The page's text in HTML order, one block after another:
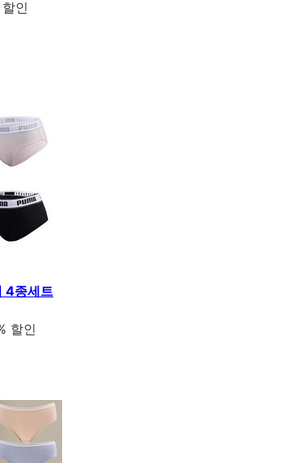
인
4종세트
할인